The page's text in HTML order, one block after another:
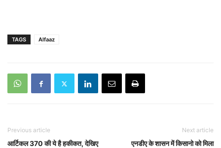
TAGS Alfaaz
Previous article
आर्टिकल 370 की ये है हकीकत, देखिए
Next article
एनडीए के शासन में किसानो को मिला